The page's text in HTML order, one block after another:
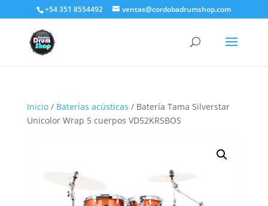
+54 351 8554492 ventas@cordobadrumshop.com
Inicio/ Baterías acústicas / Batería Tama Silverstar
Unicolor Wrap 5 cuerpos VD52KRSBOS